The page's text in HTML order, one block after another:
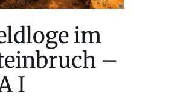
im
–
I